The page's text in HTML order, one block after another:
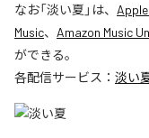
なお「淡い夏 」は、
Music、 Amazon Music
ができる。
各配信サービス： 淡い